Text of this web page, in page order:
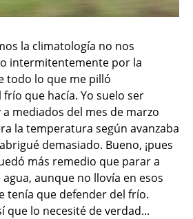
la climatología no nos
intermitentemente por la
todo lo que me pilló
que hacía. Yo suelo ser
mediados del mes de marzo
la temperatura según avanzaba
demasiado. Bueno, ¡pues
más remedio que parar a
aunque no llovía en esos
tenía que defender del frío.
que lo necesité de verdad...